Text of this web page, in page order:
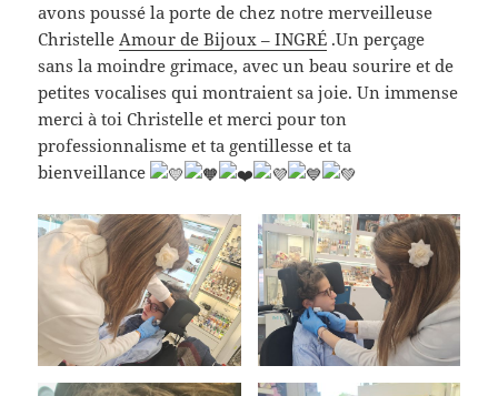
avons poussé la porte de chez notre merveilleuse
ChristelleAmour de Bijoux – INGRÉ .Un perçage
sans la moindre grimace, avec un beau sourire et de
petites vocalises qui montraient sa joie. Un immense
merci à toi Christelle et merci pour ton
professionnalisme et ta gentillesse et ta
bienveillance